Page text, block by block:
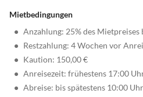
Mietbedingungen
• Anzahlung: 25% des Mietpreises
• Restzahlung: 4 Wochen vor
• Kaution: 150,00 €
• Anreisezeit: frühestens 17:00
• Abreise: bis spätestens 10:00 Uhr